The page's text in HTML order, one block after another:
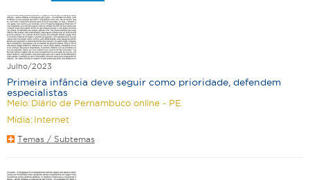
Julho/2023
Primeira infância deve seguir como prioridade, defendem
especialistas
Meio: Diário de Pernambuco online - PE
Mídia: Internet
Temas / Subtemas